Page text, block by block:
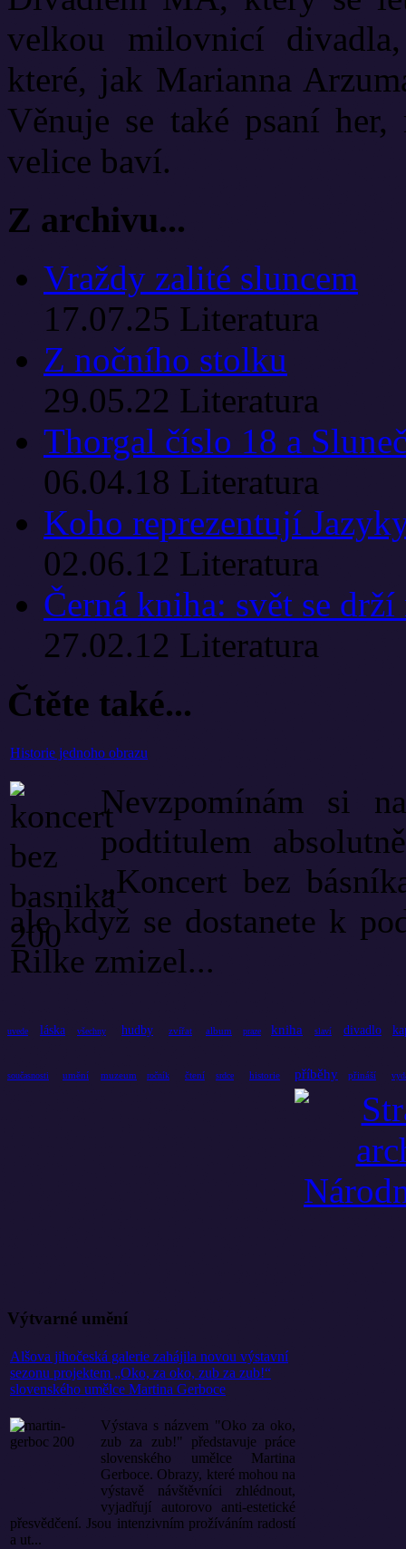
velkou milovnicí
které, jak Marianna
Věnuje se také psaní
velice baví.
Z archivu...
Vraždy zalité sluncem
17.07.25 Literatura
Z nočního stolku
29.05.22 Literatura
Thorgal číslo 18 a
06.04.18 Literatura
Koho reprezentují
02.06.12 Literatura
Černá kniha: svět se
27.02.12 Literatura
Čtěte také...
Historie jednoho obrazu
Nevzpomínám si
podtitulem
„Koncert bez
ale když se dostanete k
Rilke zmizel...
uvede láska všechny hudby zvířat album praze kniha slaví divadlo
současnosti umění muzeum ročník čtení srdce historie příběhy přináší
Výtvarné umění
Alšova jihočeská galerie zahájila novou výstavní
sezonu projektem „Oko, za oko, zub za zub!“
slovenského umělce Martina Gerboce
Výstava s názvem "Oko za oko,
zub za zub!" představuje práce
slovenského umělce Martina
Gerboce. Obrazy, které mohou na
výstavě návštěvníci zhlédnout,
vyjadřují autorovo anti-estetické
přesvědčení. Jsou intenzivním prožíváním radostí
a ut...